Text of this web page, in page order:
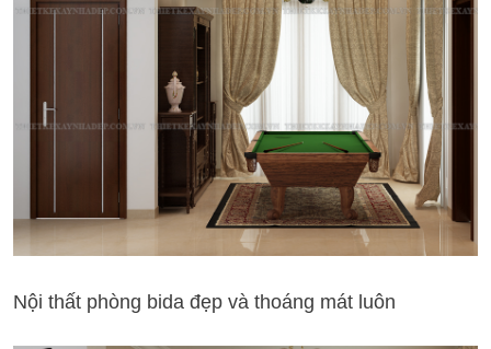
Nội thất phòng bida đẹp và thoáng mát luôn